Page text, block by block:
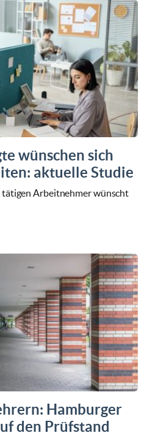
wünschen sich
aktuelle Studie
Arbeitnehmer wünscht
Hamburger
den Prüfstand